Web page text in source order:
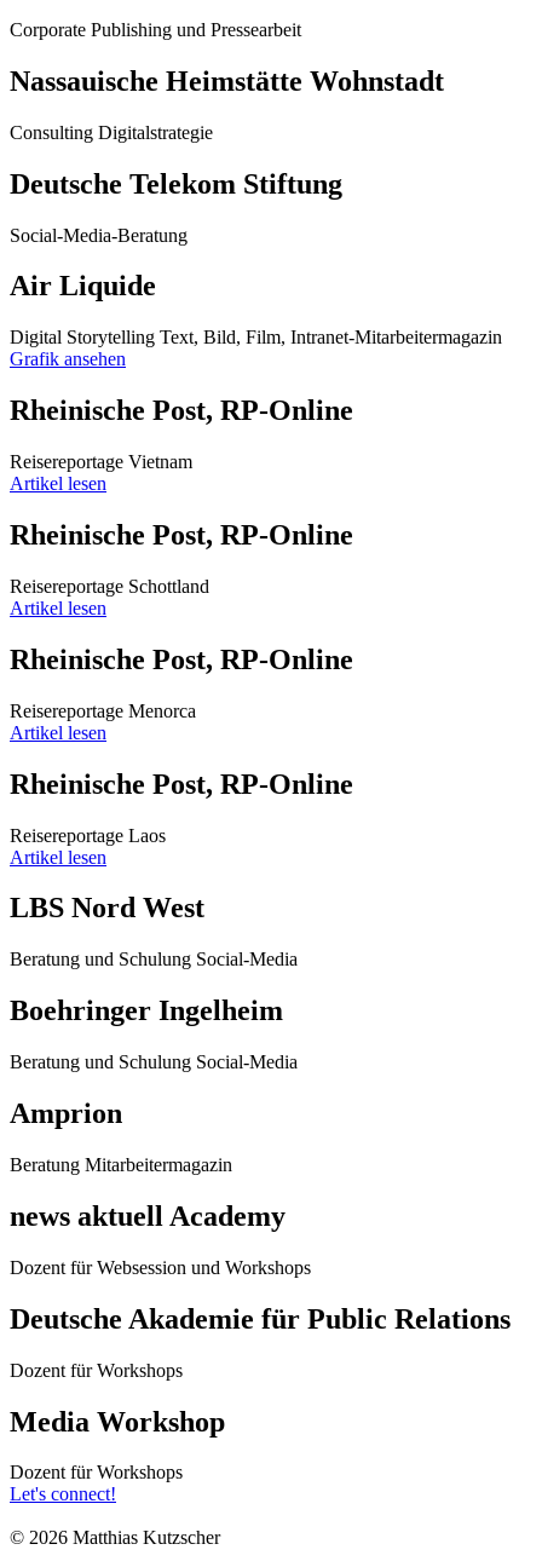
Corporate Publishing und Pressearbeit
Nassauische Heimstätte Wohnstadt
Consulting Digitalstrategie
Deutsche Telekom Stiftung
Social-Media-Beratung
Air Liquide
Digital Storytelling Text, Bild, Film, Intranet-Mitarbeitermagazin
Grafik ansehen
Rheinische Post, RP-Online
Reisereportage Vietnam
Artikel lesen
Rheinische Post, RP-Online
Reisereportage Schottland
Artikel lesen
Rheinische Post, RP-Online
Reisereportage Menorca
Artikel lesen
Rheinische Post, RP-Online
Reisereportage Laos
Artikel lesen
LBS Nord West
Beratung und Schulung Social-Media
Boehringer Ingelheim
Beratung und Schulung Social-Media
Amprion
Beratung Mitarbeitermagazin
news aktuell Academy
Dozent für Websession und Workshops
Deutsche Akademie für Public Relations
Dozent für Workshops
Media Workshop
Dozent für Workshops
Let's connect!
© 2026 Matthias Kutzscher